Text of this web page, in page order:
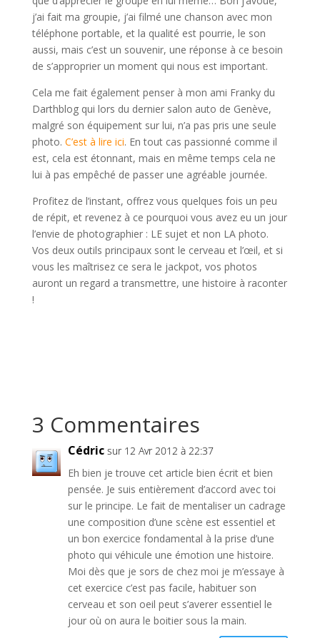
j’ai fait ma groupie, j’ai filmé une chanson avec mon
téléphone portable, et la qualité est pourrie, le son
aussi, mais c’est un souvenir, une réponse à ce besoin
de s’approprier un moment qui nous est important.
Cela me fait également penser à mon ami Franky du
Darthblog qui lors du dernier salon auto de Genève,
malgré son équipement sur lui, n’a pas pris une seule
photo. C’est à lire ici. En tout cas passionné comme il
est, cela est étonnant, mais en même temps cela ne
lui à pas empêché de passer une agréable journée.
Profitez de l’instant, offrez vous quelques fois un peu
de répit, et revenez à ce pourquoi vous avez eu un jour
l’envie de photographier : LE sujet et non LA photo.
Vos deux outils principaux sont le cerveau et l’œil, et si
vous les maîtrisez ce sera le jackpot, vos photos
auront un regard a transmettre, une histoire à raconter
!
3 Commentaires
Cédric sur 12 Avr 2012 à 22:37
Eh bien je trouve cet article bien écrit et bien
pensée. Je suis entièrement d’accord avec toi
sur le principe. Le fait de mentaliser un cadrage
une composition d’une scène est essentiel et
un bon exercice fondamental à la prise d’une
photo qui véhicule une émotion une histoire.
Moi dès que je sors de chez moi je m’essaye à
cet exercice c’est pas facile, habituer son
cerveau et son oeil peut s’averer essentiel le
jour où on aura le boitier sous la main.